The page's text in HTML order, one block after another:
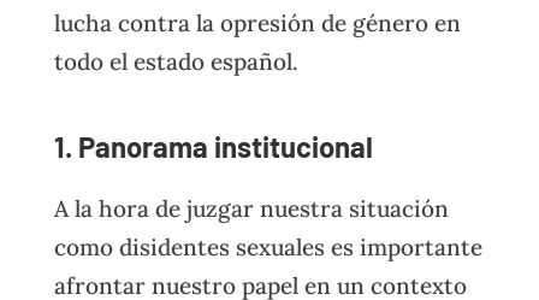
lucha contra la opresión de género en
todo el estado español.
1. Panorama institucional
A la hora de juzgar nuestra situación
como disidentes sexuales es importante
afrontar nuestro papel en un contexto